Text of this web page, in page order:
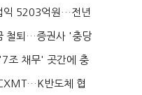
...
익 5203억원…전년
철퇴…증권사 '충당
조 채무' 곳간에 충
반도체 협